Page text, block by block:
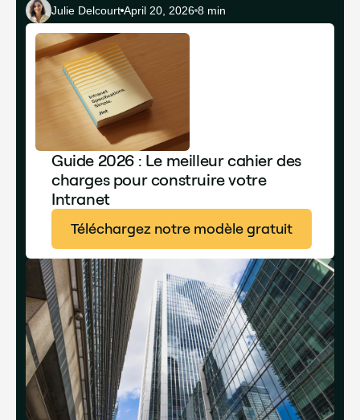
Julie Delcourt April 20, 2026 8 min
Guide 2026 : Le meilleur cahier des
charges pour construire votre
Intranet
Téléchargez notre modèle gratuit